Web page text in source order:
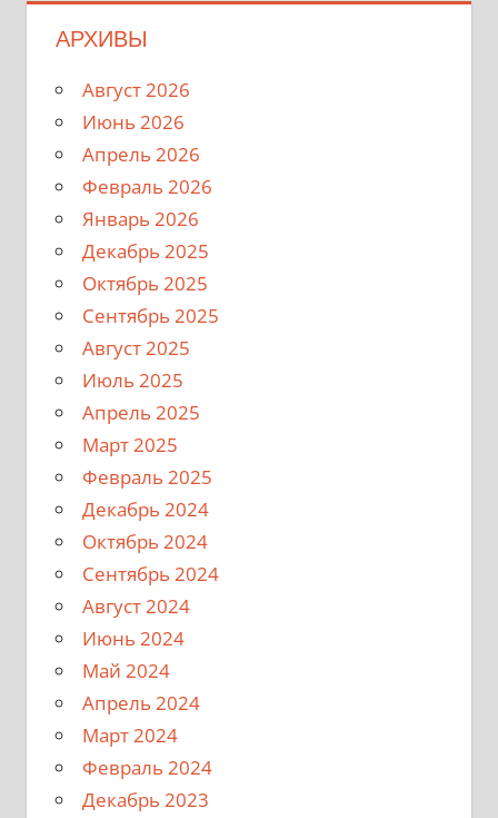
АРХИВЫ
Август 2026
Июнь 2026
Апрель 2026
Февраль 2026
Январь 2026
Декабрь 2025
Октябрь 2025
Сентябрь 2025
Август 2025
Июль 2025
Апрель 2025
Март 2025
Февраль 2025
Декабрь 2024
Октябрь 2024
Сентябрь 2024
Август 2024
Июнь 2024
Май 2024
Апрель 2024
Март 2024
Февраль 2024
Декабрь 2023